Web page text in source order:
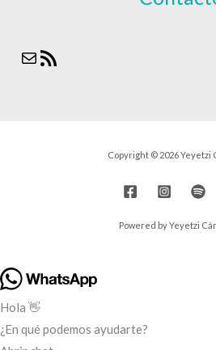
Copyright © 2026 Yeyetzi
Powered by Yeyetzi
Hola 👋
¿En qué podemos ayudarte?